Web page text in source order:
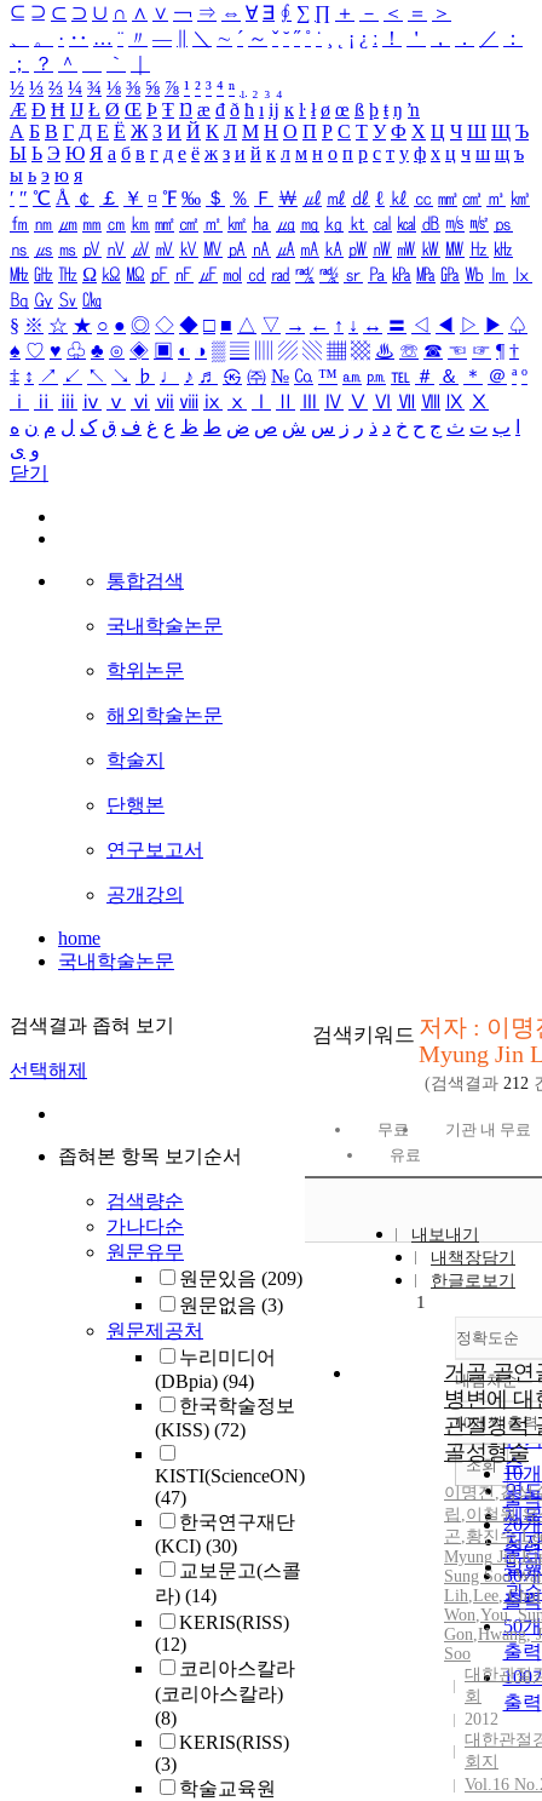
⊆ ⊇ ⊂ ⊃ ∪ ∩ ∧ ∨ ￢ ⇒ ⇔ ∀ ∃ ∮ ∑ ∏ ＋ － ＜ ＝
＞
、
。 · ‥ … ¨ 〃 ― ＼ ∼ ´ ～ ˇ ˘ ˝ ˚ ˙ ¸ ¡ ¿ ː ！ ＇ ， ． ／
：
；
？ ＾ ｀
½ ⅓ ⅔ ¼ ¾ ⅛ ⅜ ⅝ ⅞ ¹ ² ³ ⁴ ⁿ ₁ ₂ ₃ ₄
Æ Ð Ħ Ĳ Ł Ø Œ Þ Ŧ Ŋ æ đ ð ħ ı ĳ ĸ ŀ ł ø œ ß þ ŧ ŋ ŉ
А Б В Г Д Е Ё Ж З И Й К Л М Н О П Р С Т У Ф Х Ц Ч Ш Щ Ъ
Ы Ь Э Ю Я а б в г д е ё ж з и й к л м н о п р с т у ф х ц ч ш щ ъ
ы ь э ю я
′ ″ ℃ Å ￠ ￡ ￥ ¤ ℉ ‰ ＄ ％ Ｆ ￦ ㎕ ㎖ ㎗ ℓ ㎘ ㏄ ㎣ ㎤ ㎥ ㎦
㎙ ㎚ ㎛ ㎜ ㎝ ㎞ ㎟ ㎠ ㎡ ㎢ ㏊ ㎍ ㎎ ㎏ ㏏ ㎈ ㎉ ㏈ ㎧ ㎨ ㎰
㎱ ㎲ ㎳ ㎴ ㎵ ㎶ ㎷ ㎸ ㎹ ㎀ ㎁ ㎂ ㎃ ㎄ ㎺ ㎻ ㎽ ㎾ ㎿ ㎐ ㎑
㎒ ㎓ ㎔ Ω ㏀ ㏁ ㎊ ㎋ ㎌ ㏖ ㏅ ㎭ ㎮ ㎯ ㏛ ㎩ ㎪ ㎫ ㎬ ㏝ ㏐
㏓
㏃ ㏉ ㏜ ㏆
§ ※ ☆ ★ ○ ● ◎ ◇ ◆ □ ■ △ ▽ → ← ↑ ↓ ↔ 〓 ◁ ◀ ▷ ▶ ♤
♠ ♡ ♥ ♧ ♣ ⊙ ◈ ▣ ◐ ◑ ▒ ▤ ▨ ▧ ▦ ▩ ♨ ☏ ☎ ☜ ☞ ¶ †
‡ ↕ ↗ ↙ ↖ ↘ ♭ ♩ ♪ ♬ ㉿ ㈜ № ㏇ ™ ㏂ ㏘ ℡ ＃ ＆ ＊ ＠ ª º
ⅰ
ⅱ ⅲ ⅳ ⅴ ⅵ ⅶ ⅷ ⅸ ⅹ Ⅳ Ⅴ Ⅵ Ⅶ Ⅷ Ⅸ Ⅹ
ب ت ث ج ح خ د ذ ر ز س ش ص ض ط ظ ع غ ف ق ک ل م ن ه
و ی
닫기
통합검색
국내학술논문
학위논문
해외학술논문
학술지
단행본
연구보고서
공개강의
home
국내학술논문
검색결과 좁혀 보기
선택해제
좁혀본 항목 보기순서
검색량순
가나다순
원문유무
원문있음 (209)
원문없음 (3)
원문제공처
누리미디어
(DBpia) (94)
한국학술정보
(KISS) (72)
KISTI(ScienceON)
(47)
한국연구재단
(KCI) (30)
교보문고(스콜
라) (14)
KERIS(RISS)
(12)
코리아스칼라
(코리아스칼라)
(8)
KERIS(RISS)
(3)
학술교육원
검색키워드 저자 : 이명
Myung Jin
(검색결과 212
무료
기관 내 무료
유료
내보내기
내책장담기
한글로보기
정확도순
정
순
인
순
연
제
저
발
관순
내림차순
내
10개씩 출력
10
출력
20
출력
30
출력
50
출력
100
출력
조회
1
거골 골연
병변에 대
관절경적
골성형술
이명진 ,김성
립 ,이철원,유
곤,황진수,
Myung Jin,
Sung Soo,
Lih,Lee, Chul
Won,You,
Gon,Hwang,
Soo
대한관절
회
2012
대한관절
회지
Vol.16